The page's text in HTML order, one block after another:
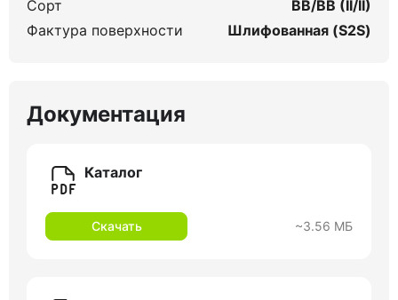
Сорт
BB/BB (II/II)
Фактура поверхности
Шлифованная (S2S)
Документация
Каталог
Скачать ~3.56 МБ